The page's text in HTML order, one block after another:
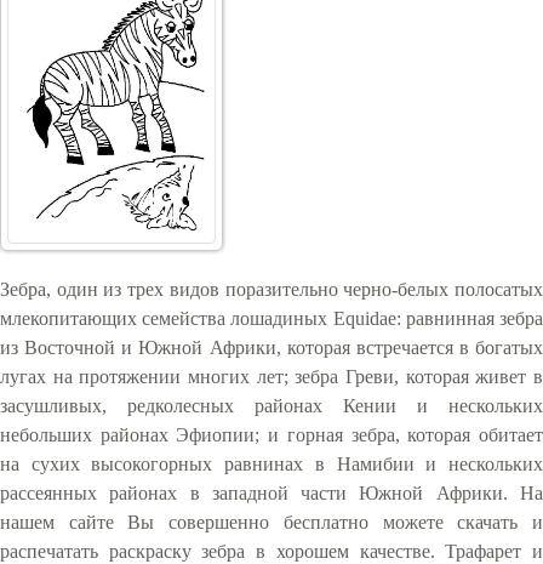
Зебра, один из трех видов поразительно черно-белых полосатых
млекопитающих семейства лошадиных Equidae: равнинная зебра
из Восточной и Южной Африки, которая встречается в богатых
лугах на протяжении многих лет; зебра Греви, которая живет в
засушливых, редколесных районах Кении и нескольких
небольших районах Эфиопии; и горная зебра, которая обитает
на сухих высокогорных равнинах в Намибии и нескольких
рассеянных районах в западной части Южной Африки. На
нашем сайте Вы совершенно бесплатно можете скачать и
распечатать раскраску зебра в хорошем качестве. Трафарет и